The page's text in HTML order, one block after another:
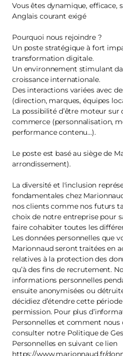
Vous êtes dynamique, efficace,
Anglais courant exigé
Pourquoi nous rejoindre ?
Un poste stratégique à fort
transformation digitale.
Un environnement stimulant
croissance internationale.
Des interactions variées avec
(direction, marques, équipes
La possibilité d’être moteur sur
commerce (personnalisation,
performance contenu…).
Le poste est basé au siège de
arrondissement).
La diversité et l'inclusion
fondamentales chez
nos clients comme nos futurs
choix de notre entreprise pour
faire cohabiter toutes les
Les données personnelles que
Marionnaud seront traitées en
relatives à la protection des
qu’à des fins de recrutement.
informations personnelles
ensuite anonymisées ou
décidiez d’étendre cette
permission. Pour plus
Personnelles et comment
consulter notre Politique de
Personnelles en suivant ce lien
https://www.marionnaud.fr/